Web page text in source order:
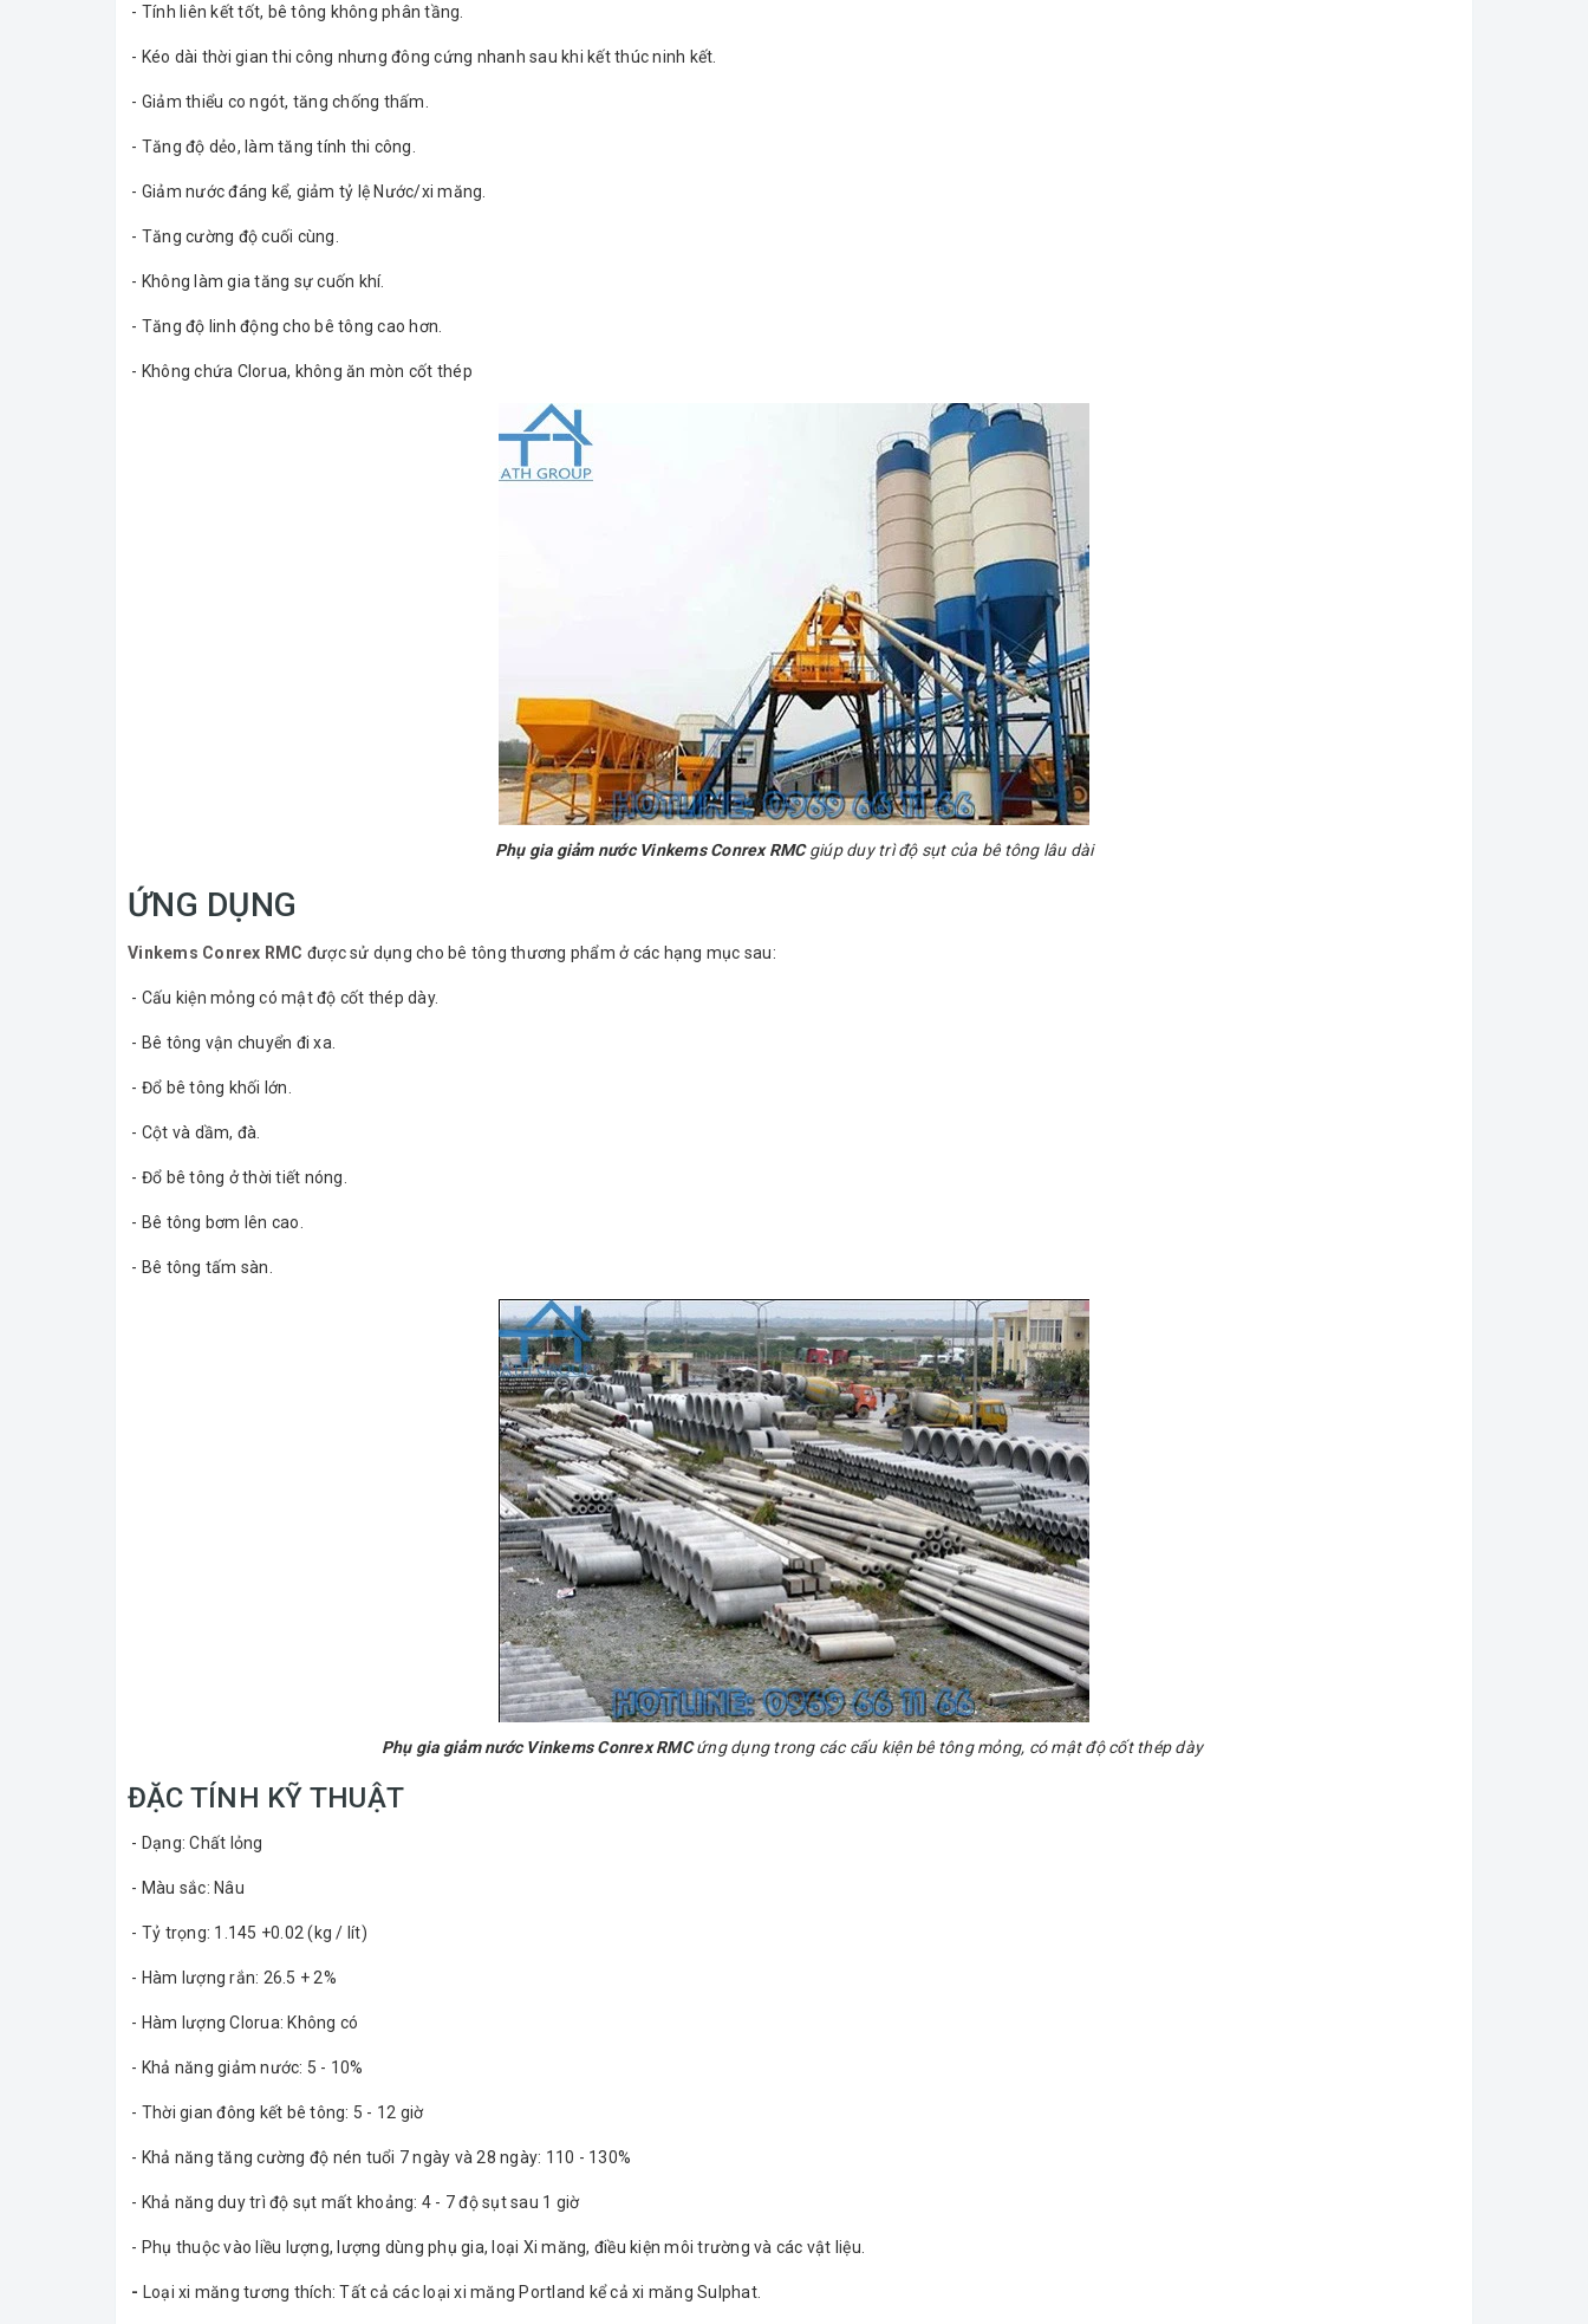
- Tính liên kết tốt, bê tông không phân tầng.
- Kéo dài thời gian thi công nhưng đông cứng nhanh sau khi kết thúc ninh kết.
- Giảm thiểu co ngót, tăng chống thấm.
- Tăng độ dẻo, làm tăng tính thi công.
- Giảm nước đáng kể, giảm tỷ lệ Nước/xi măng.
- Tăng cường độ cuối cùng.
- Không làm gia tăng sự cuốn khí.
- Tăng độ linh động cho bê tông cao hơn.
- Không chứa Clorua, không ăn mòn cốt thép
Phụ gia giảm nước Vinkems Conrex RMCgiúp duy trì độ sụt của bê tông lâu dài
ỨNG DỤNG
Vinkems Conrex RMC được sử dụng cho bê tông thương phẩm ở các hạng mục sau:
- Cấu kiện mỏng có mật độ cốt thép dày.
- Bê tông vận chuyển đi xa.
- Đổ bê tông khối lớn.
- Cột và dầm, đà.
- Đổ bê tông ở thời tiết nóng.
- Bê tông bơm lên cao.
- Bê tông tấm sàn.
Phụ gia giảm nước Vinkems Conrex RMCứng dụng trong các cấu kiện bê tông mỏng, có mật độ cốt thép dày
ĐẶC TÍNH KỸ THUẬT
- Dạng: Chất lỏng
- Màu sắc: Nâu
- Tỷ trọng: 1.145 +0.02 (kg / lít)
- Hàm lượng rắn: 26.5 + 2%
- Hàm lượng Clorua: Không có
- Khả năng giảm nước: 5 - 10%
- Thời gian đông kết bê tông: 5 - 12 giờ
- Khả năng tăng cường độ nén tuổi 7 ngày và 28 ngày: 110 - 130%
- Khả năng duy trì độ sụt mất khoảng: 4 - 7 độ sụt sau 1 giờ
- Phụ thuộc vào liều lượng, lượng dùng phụ gia, loại Xi măng, điều kiện môi trường và các vật liệu.
- Loại xi măng tương thích: Tất cả các loại xi măng Portland kể cả xi măng Sulphat.